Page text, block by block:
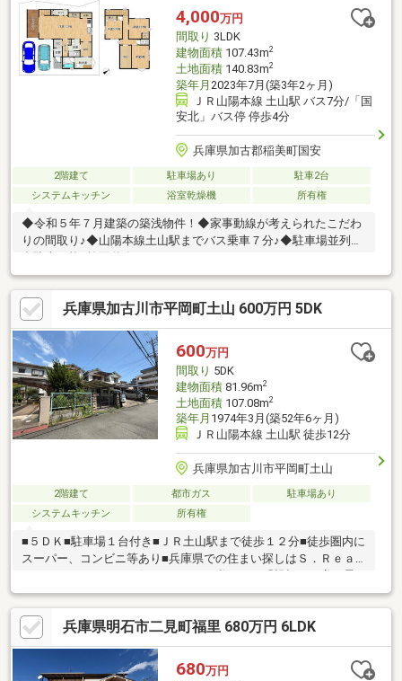
岡町・別府町・野口町・尾上町）・加古郡播磨町の物件を中心に
取り扱っております◎ぜひお気軽にご来店・ご相談ください！
4,000万円
間取り 3LDK
建物面積107.43m2
土地面積140.83m2
築年月 2023年7月(築3年2ヶ月)
ＪＲ山陽本線 土山駅 バス7分/「国
安北」バス停 停歩4分
兵庫県加古郡稲美町国安
2階建て 駐車場あり
駐車2台
システムキッチン
浴室乾燥機 所有権
◆令和５年７月建築の築浅物件！◆家事動線が考えられたこだわ
りの間取り♪◆山陽本線土山駅までバス乗車７分♪◆駐車場並列２
台駐車可能♪前面道路ゆったり６ｍ♪
兵庫県加古川市平岡町土山 600万円 5DK
600万円
間取り 5DK
建物面積81.96m2
土地面積107.08m2
築年月 1974年3月(築52年6ヶ月)
ＪＲ山陽本線 土山駅 徒歩12分
兵庫県加古川市平岡町土山
2階建て 都市ガス
駐車場あり
システムキッチン
所有権
■５ＤＫ■駐車場１台付き■ＪＲ土山駅まで徒歩１２分■徒歩圏内に
スーパー、コンビニ等あり■兵庫県での住まい探しはＳ．Ｒｅａ
軟なご対応」をモットーに、すべてのご質問に分かりやすくお答
えいたします。
兵庫県明石市二見町福里 680万円 6LDK
680万円